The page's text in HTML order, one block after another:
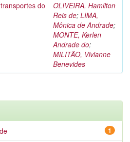
do
OLIVEIRA, Hamilton
Reis de; LIMA,
Mônica de Andrade;
MONTE, Kerlen
Andrade do;
MILITÃO, Vivianne
Benevides
1